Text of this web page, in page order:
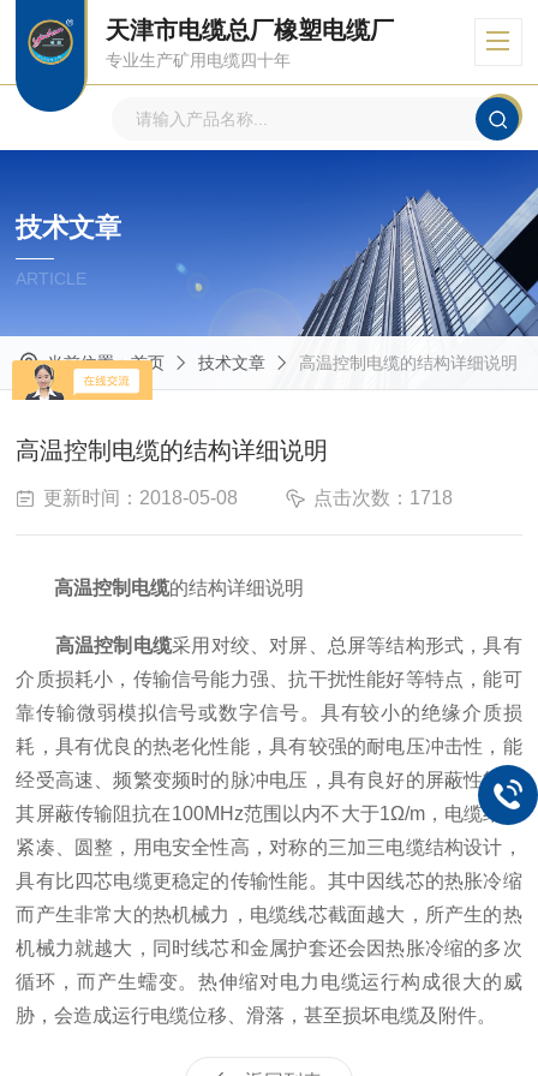
天津市电缆总厂橡塑电缆厂
专业生产矿用电缆四十年
技术文章
ARTICLE
当前位置：首页 技术文章 高温控制电缆的结构详细说明
高温控制电缆的结构详细说明
更新时间：2018-05-08 点击次数：1718
高温控制电缆的结构详细说明
高温控制电缆采用对绞、对屏、总屏等结构形式，具有
介质损耗小，传输信号能力强、抗干扰性能好等特点，能可
靠传输微弱模拟信号或数字信号。具有较小的绝缘介质损
耗，具有优良的热老化性能，具有较强的耐电压冲击性，能
经受高速、频繁变频时的脉冲电压，具有良好的屏蔽性能，
其屏蔽传输阻抗在100MHz范围以内不大于1Ω/m，电缆结构
紧凑、圆整，用电安全性高，对称的三加三电缆结构设计，
具有比四芯电缆更稳定的传输性能。其中因线芯的热胀冷缩
而产生非常大的热机械力，电缆线芯截面越大，所产生的热
机械力就越大，同时线芯和金属护套还会因热胀冷缩的多次
循环，而产生蠕变。热伸缩对电力电缆运行构成很大的威
胁，会造成运行电缆位移、滑落，甚至损坏电缆及附件。